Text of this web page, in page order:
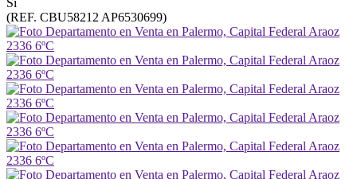
Sí
(REF. CBU58212 AP6530699)